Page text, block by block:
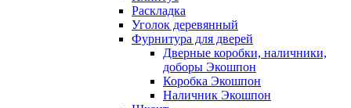
Раскладка
Уголок деревянный
Фурнитура для дверей
Дверные коробки, наличники,
доборы Экошпон
Коробка Экошпон
Наличник Экошпон